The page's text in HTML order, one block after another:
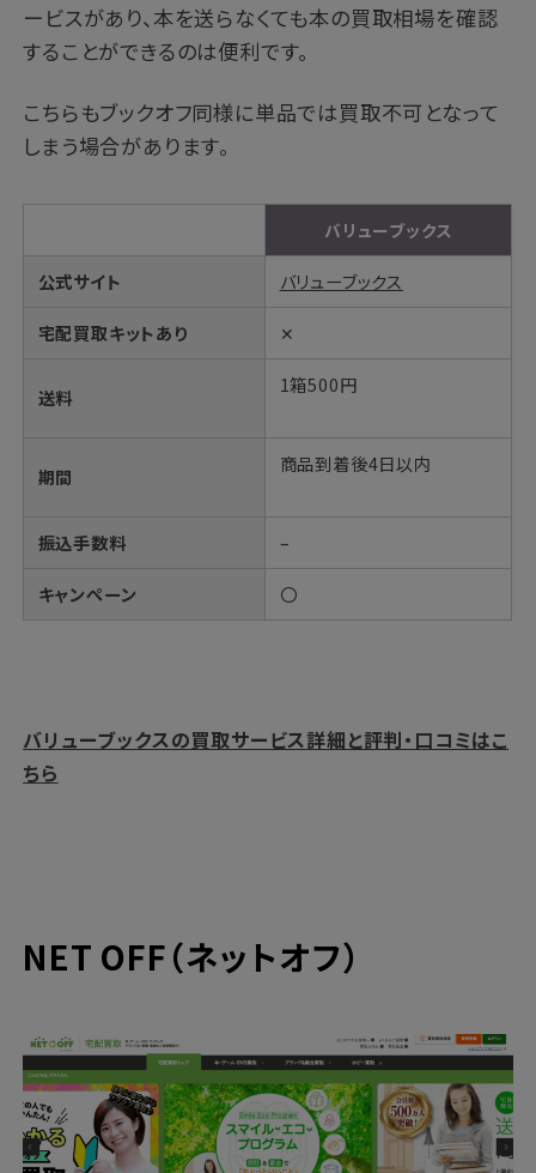
ービスがあり、本を送らなくても本の買取相場を確認
することができるのは便利です。
こちらもブックオフ同様に単品では買取不可となって
しまう場合があります。
バリューブックス
公式サイト バリューブックス
宅配買取キットあり ✕
送料
1箱500円
期間
商品到着後4日以内
振込手数料 –
キャンペーン 〇
バリューブックスの買取サービス詳細と評判・口コミはこ
ちら
NET OFF（ネットオフ）